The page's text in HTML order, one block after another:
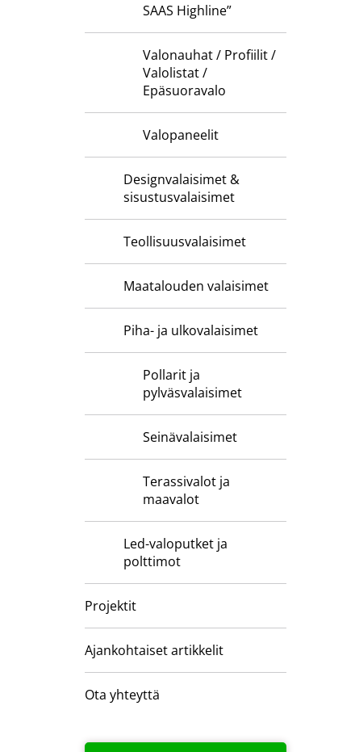
SAAS Highline”
Valonauhat / Profiilit /
Valolistat /
Epäsuoravalo
Valopaneelit
Designvalaisimet &
sisustusvalaisimet
Teollisuusvalaisimet
Maatalouden valaisimet
Piha- ja ulkovalaisimet
Pollarit ja
pylväsvalaisimet
Seinävalaisimet
Terassivalot ja
maavalot
Led-valoputket ja
polttimot
Projektit
Ajankohtaiset artikkelit
Ota yhteyttä